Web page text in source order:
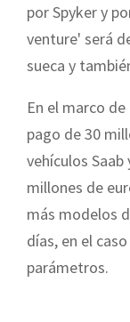
por Spyker y
venture' será
sueca y
En el marco
pago de 30
vehículos
millones de
más modelos
días, en el
parámetros.